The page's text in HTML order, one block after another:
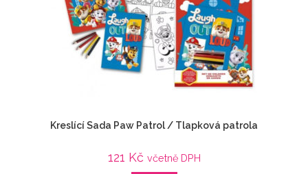
Kreslící Sada Paw Patrol / Tlapková patrola
121 Kč včetně DPH